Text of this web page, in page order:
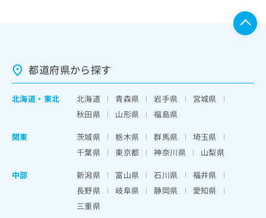
都道府県から探す
北海道 ・ 東北 北海道 青森県 岩手県
宮城県
秋田県
山形県
福島県
関東
茨城県 栃木県 群馬県
埼玉県
千葉県
東京都 神奈川県
山梨県
中部
新潟県 富山県 石川県
福井県
長野県
岐阜県 静岡県
愛知県
三重県